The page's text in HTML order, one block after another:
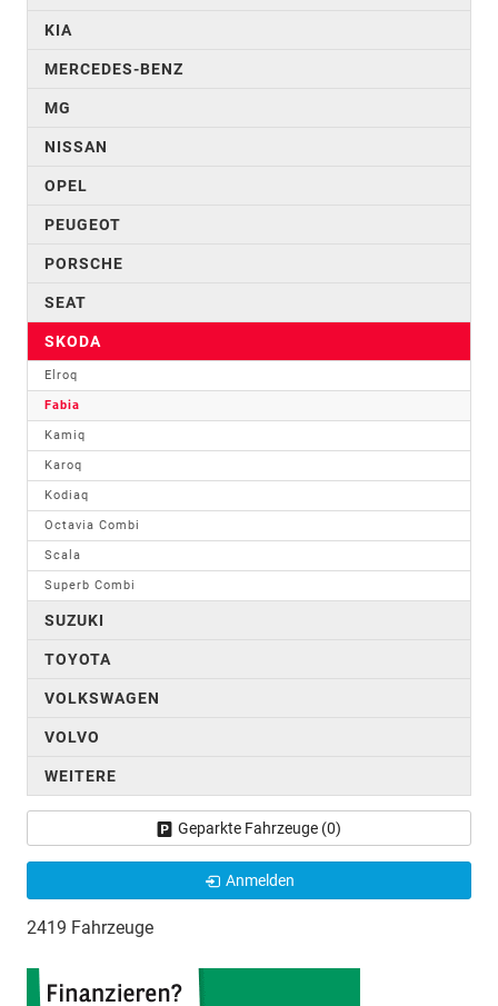
KIA
MERCEDES-BENZ
MG
NISSAN
OPEL
PEUGEOT
PORSCHE
SEAT
SKODA
Elroq
Fabia
Kamiq
Karoq
Kodiaq
Octavia Combi
Scala
Superb Combi
SUZUKI
TOYOTA
VOLKSWAGEN
VOLVO
WEITERE
Geparkte Fahrzeuge (0)
Anmelden
2419 Fahrzeuge